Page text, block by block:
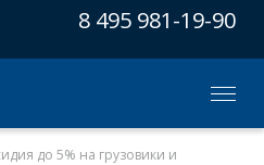
8 495 981-19-90
до 5% на грузовики и